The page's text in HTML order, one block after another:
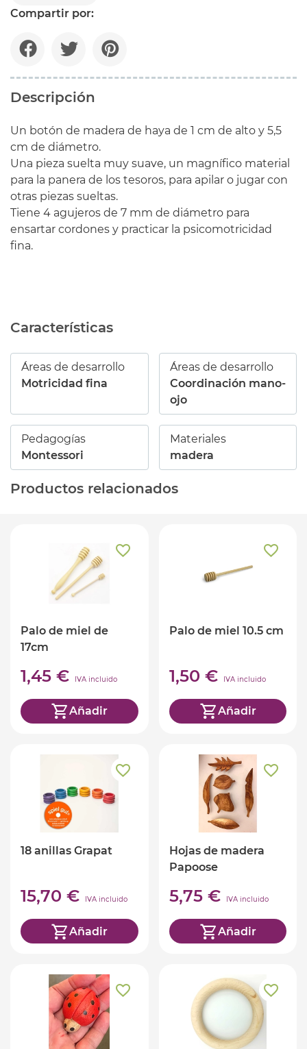
Compartir por:
Descripción
Un botón de madera de haya de 1 cm de alto y 5,5
cm de diámetro.
Una pieza suelta muy suave, un magnífico material
para la panera de los tesoros, para apilar o jugar con
otras piezas sueltas.
Tiene 4 agujeros de 7 mm de diámetro para
ensartar cordones y practicar la psicomotricidad
fina.
Características
Áreas de desarrollo
Motricidad fina
Áreas de desarrollo
Coordinación mano-
ojo
Pedagogías
Montessori
Materiales
madera
Productos relacionados
Palo de miel de
17cm
1,45 € IVA incluido
Añadir
Palo de miel 10.5 cm
1,50 € IVA incluido
Añadir
18 anillas Grapat
15,70 € IVA incluido
Añadir
Hojas de madera
Papoose
5,75 € IVA incluido
Añadir